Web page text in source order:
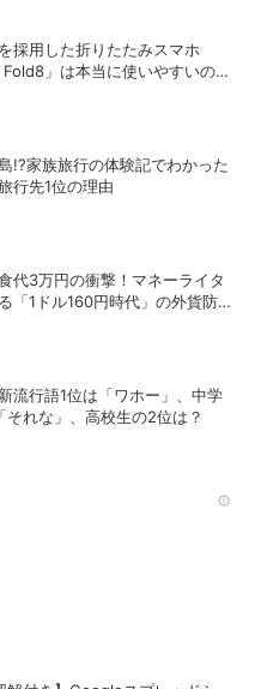
採用した折りたたみスマホ
Fold8」は本当に使いやすいの
!?家族旅行の体験記でわかった
行先1位の理由
代3万円の衝撃！マネーライタ
「1ドル160円時代」の外貨防
流行語1位は「ワホー」、中学
それな」、高校生の2位は？